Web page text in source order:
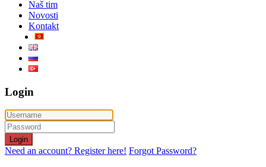
Naš tim
Novosti
Kontakt
Login
Login
Need an account? Register here! Forgot Password?